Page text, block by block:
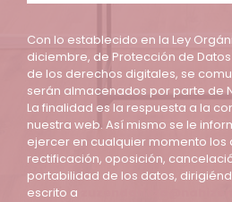
Con lo establecido en la Ley
diciembre, de Protección de
de los derechos digitales, se
serán almacenados por parte de
La finalidad es la respuesta a la
nuestra web. Así mismo se le
ejercer en cualquier momento
rectificación, oposición,
portabilidad de los datos,
escrito a